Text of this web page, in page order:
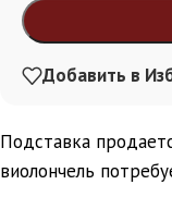
Добавить в
Подставка
виолончель